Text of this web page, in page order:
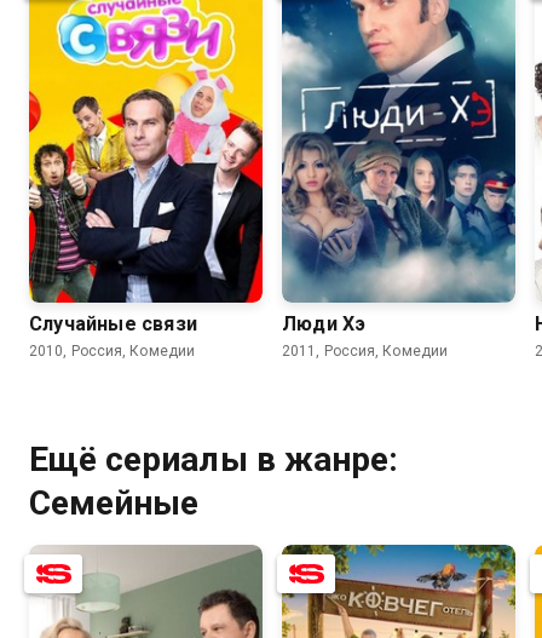
5.1
Случайные связи
2010, Россия, Комедии
5.0 4.9
Люди Хэ
2011, Россия, Комедии
Ещё сериалы в жанре:
Семейные